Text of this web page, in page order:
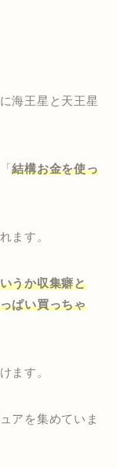
海王星と天王星
結構お金を使っ
ます。
うか収集癖と
ぱい買っちゃ
ます。
アを集めていま